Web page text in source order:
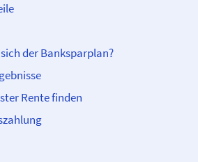
der Banksparplan?
Rente finden